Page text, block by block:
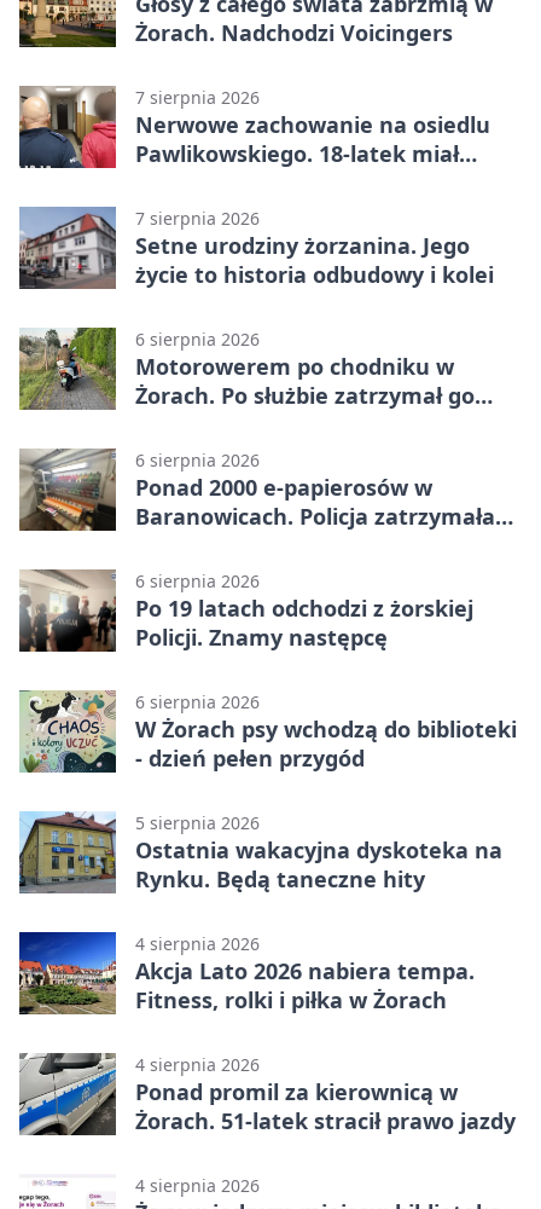
Żorach. Nadchodzi Voicingers
7 sierpnia 2026
Nerwowe zachowanie na osiedlu
Pawlikowskiego. 18-latek miał
7 sierpnia 2026
Setne urodziny żorzanina. Jego
życie to historia odbudowy i kolei
6 sierpnia 2026
Motorowerem po chodniku w
Żorach. Po służbie zatrzymał go
6 sierpnia 2026
Ponad 2000 e-papierosów w
Baranowicach. Policja zatrzymała
6 sierpnia 2026
Po 19 latach odchodzi z żorskiej
Policji. Znamy następcę
6 sierpnia 2026
W Żorach psy wchodzą do biblioteki
- dzień pełen przygód
5 sierpnia 2026
Ostatnia wakacyjna dyskoteka na
Rynku. Będą taneczne hity
4 sierpnia 2026
Akcja Lato 2026 nabiera tempa.
Fitness, rolki i piłka w Żorach
4 sierpnia 2026
Ponad promil za kierownicą w
Żorach. 51-latek stracił prawo jazdy
4 sierpnia 2026